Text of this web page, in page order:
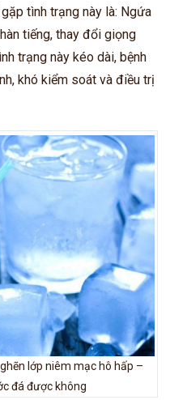
tình trạng này là: Ngứa
tiếng, thay đổi giọng
trạng này kéo dài, bệnh
khó kiểm soát và điều trị
lớp niêm mạc hô hấp –
đá được không